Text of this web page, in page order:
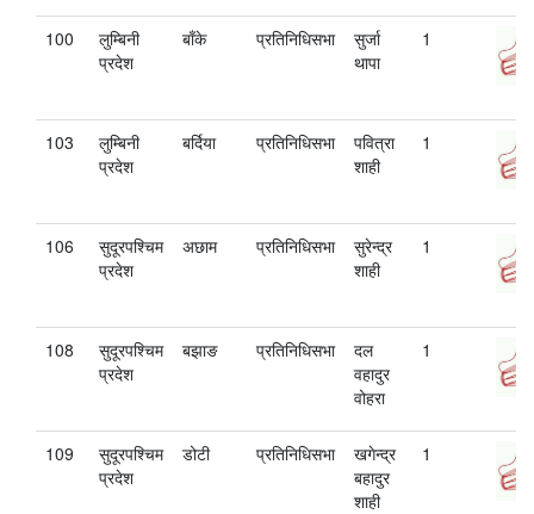
100
लुम्बिनी
प्रदेश
बाँके प्रतिनिधिसभा
सुर्जा
थापा
1
103
लुम्बिनी
प्रदेश
बर्दिया प्रतिनिधिसभा
पवित्रा
शाही
1
106
सुदूरपश्चिम
प्रदेश
अछाम प्रतिनिधिसभा
सुरेन्द्र
शाही
1
108
सुदूरपश्चिम
प्रदेश
बझाङ प्रतिनिधिसभा
दल
वहादुर
वोहरा
1
109
सुदूरपश्चिम
प्रदेश
डोटी प्रतिनिधिसभा
खगेन्द्र
बहादुर
शाही
1